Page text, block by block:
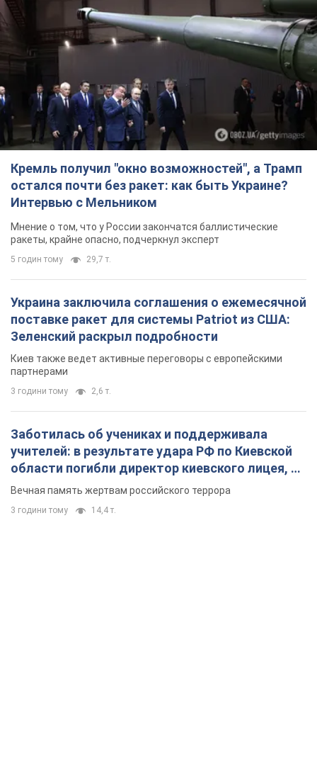
Кремль получил "окно возможностей", а Трамп
остался почти без ракет: как быть Украине?
Интервью с Мельником
Мнение о том, что у России закончатся баллистические
ракеты, крайне опасно, подчеркнул эксперт
5 годин тому 29,7 т.
Украина заключила соглашения о ежемесячной
поставке ракет для системы Patriot из США:
Зеленский раскрыл подробности
Киев также ведет активные переговоры с европейскими
партнерами
3 години тому 2,6 т.
Заботилась об учениках и поддерживала
учителей: в результате удара РФ по Киевской
области погибли директор киевского лицея, её
муж и внук
Вечная память жертвам российского террора
3 години тому 14,4 т.